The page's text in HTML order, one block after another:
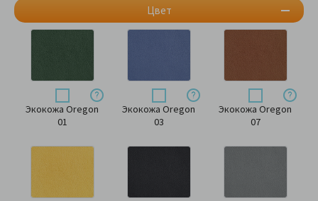
Цвет
Экокожа Oregon
01
Экокожа Oregon
03
Экокожа Oregon
07